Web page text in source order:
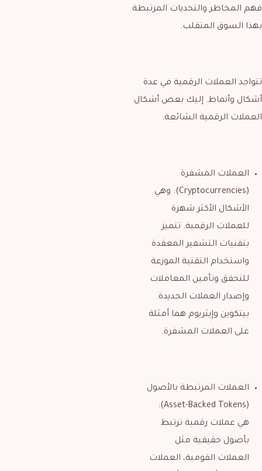
فهم المخاطر والتحديات المرتبطة
بهذا السوق المتقلب.
تتواجد العملات الرقمية في عدة
أشكال وأنماط. إليك بعض أشكال
العملات الرقمية الشائعة:
العملات المشفرة
(Cryptocurrencies): وهي
الأشكال الأكثر شهرة
للعملات الرقمية. تتميز
بتقنيات التشفير المعقدة
واستخدام التقنية الموزعة
للتحقق وتأمين المعاملات
وإصدار العملات الجديدة.
بيتكوين وإيثريوم هما أمثلة
على العملات المشفرة.
العملات المرتبطة بالأصول
(Asset-Backed Tokens):
هي عملات رقمية ترتبط
بأصول حقيقية مثل
العملات القومية، العملات